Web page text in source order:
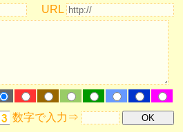
URL
数字で入力⇒